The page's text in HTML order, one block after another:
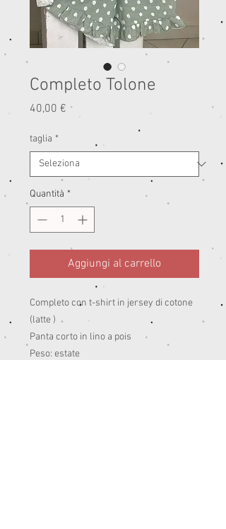
Completo Tolone
40,00 € Prezzo
taglia *
Quantità *
Aggiungi al carrello
Completo con t-shirt in jersey di cotone
(latte )
Panta corto in lino a pois
Peso: estate